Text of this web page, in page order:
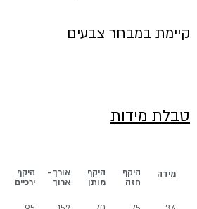
קיימת במבחר צבעים
טבלת מידות
מידה
היקף
חזה
היקף
מותן
אורך -
ארוך
היקף
ירכיים